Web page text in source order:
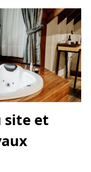
site et